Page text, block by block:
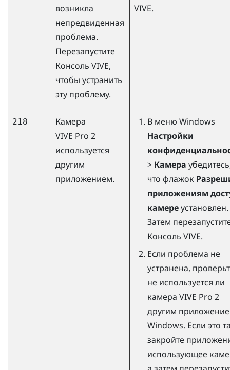
возникла
непредвиденная
проблема.
Перезапустите
Консоль VIVE,
чтобы устранить
эту проблему.
VIVE.
218
Камера
VIVE Pro 2
используется
другим
приложением.
В меню Windows
Настройки
> Камера
что флажок
приложениям
камереустановлен.
Затем
Консоль VIVE.
Если проблема не
устранена,
не используется ли
камера VIVE Pro 2
другим
Windows. Если это
закройте
использующее